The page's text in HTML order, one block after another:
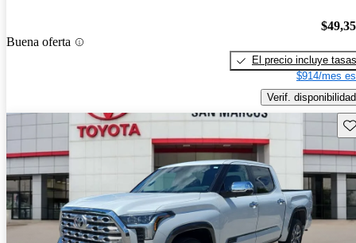
Buena oferta
El precio incluye tasas
$914/mes
Verif. disponibilidad